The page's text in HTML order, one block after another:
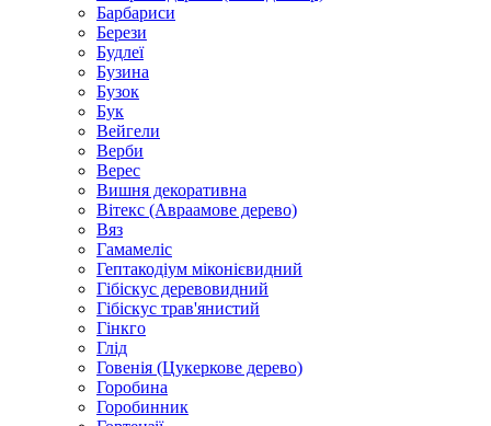
Барбариси
Берези
Будлеї
Бузина
Бузок
Бук
Вейгели
Верби
Верес
Вишня декоративна
Вітекс (Авраамове дерево)
Вяз
Гамамеліс
Гептакодіум міконієвидний
Гібіскус деревовидний
Гібіскус трав'янистий
Гінкго
Глід
Говенія (Цукеркове дерево)
Горобина
Горобинник